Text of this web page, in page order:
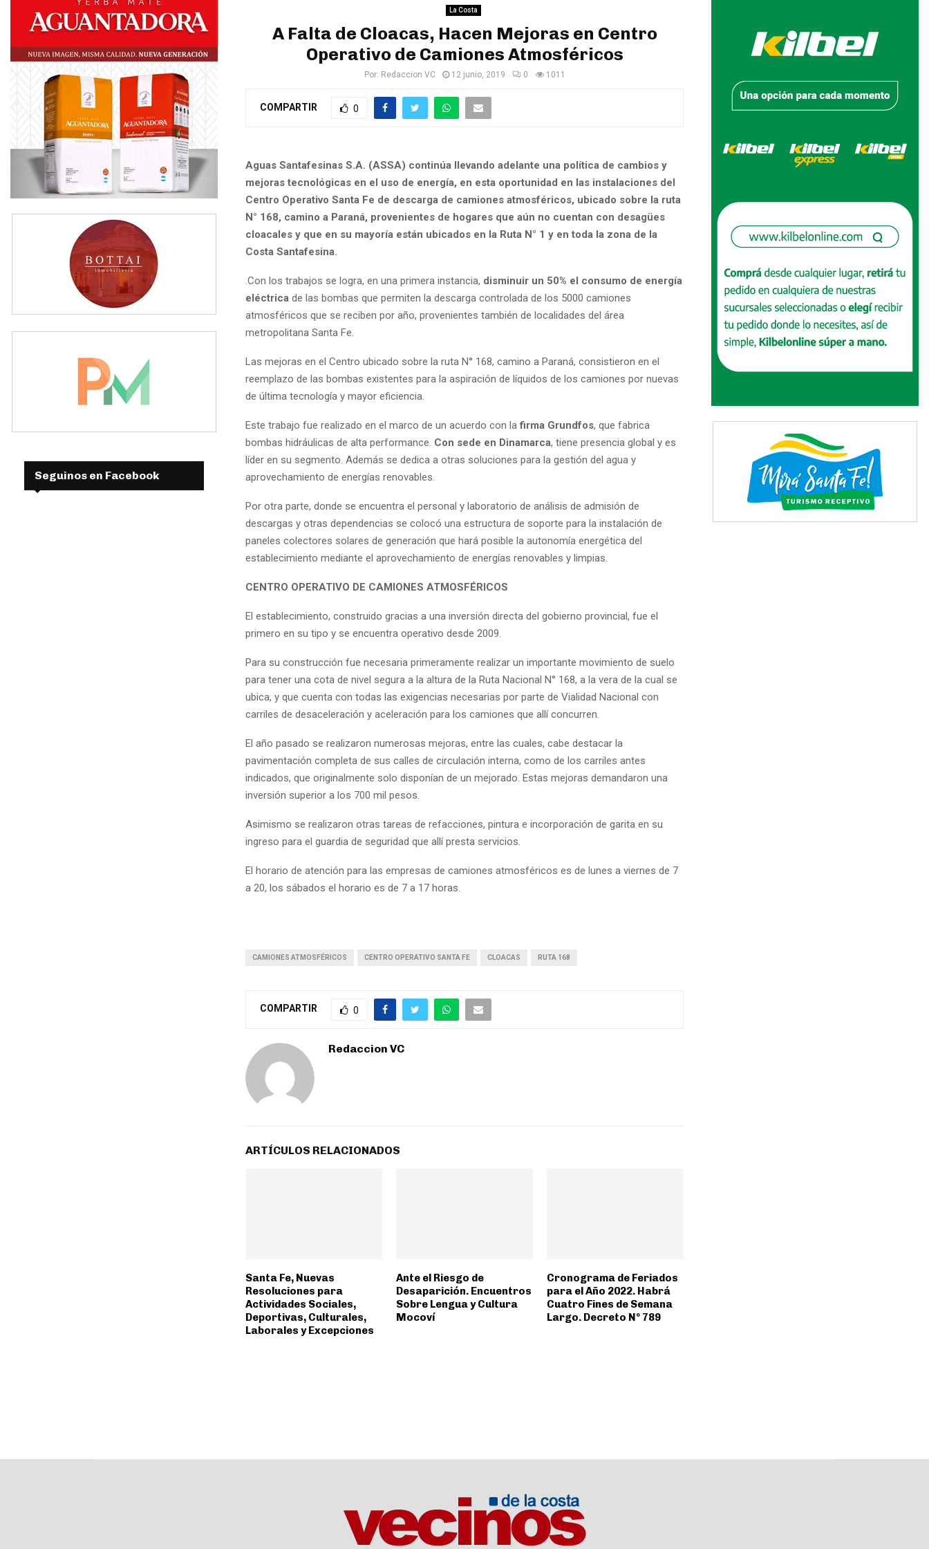
La Costa
A Falta de Cloacas, Hacen Mejoras en Centro
Operativo de Camiones Atmosféricos
Por: Redaccion VC 12 junio, 2019 0 1011
COMPARTIR 0
Aguas Santafesinas S.A. (ASSA) continúa llevando adelante una política de cambios y
mejoras tecnológicas en el uso de energía, en esta oportunidad en las instalaciones del
Centro Operativo Santa Fe de descarga de camiones atmosféricos, ubicado sobre la ruta
N° 168, camino a Paraná, provenientes de hogares que aún no cuentan con desagües
cloacales y que en su mayoría están ubicados en la Ruta N° 1 y en toda la zona de la
Costa Santafesina.
.Con los trabajos se logra, en una primera instancia, disminuir un 50% el consumo de energía
eléctrica de las bombas que permiten la descarga controlada de los 5000 camiones
atmosféricos que se reciben por año, provenientes también de localidades del área
metropolitana Santa Fe.
Las mejoras en el Centro ubicado sobre la ruta N° 168, camino a Paraná, consistieron en el
reemplazo de las bombas existentes para la aspiración de líquidos de los camiones por nuevas
de última tecnología y mayor eficiencia.
Este trabajo fue realizado en el marco de un acuerdo con lafirma Grundfos, que fabrica
bombas hidráulicas de alta performance. Con sede en Dinamarca, tiene presencia global y es
líder en su segmento. Además se dedica a otras soluciones para la gestión del agua y
aprovechamiento de energías renovables.
Por otra parte, donde se encuentra el personal y laboratorio de análisis de admisión de
descargas y otras dependencias se colocó una estructura de soporte para la instalación de
paneles colectores solares de generación que hará posible la autonomía energética del
establecimiento mediante el aprovechamiento de energías renovables y limpias.
CENTRO OPERATIVO DE CAMIONES ATMOSFÉRICOS
El establecimiento, construido gracias a una inversión directa del gobierno provincial, fue el
primero en su tipo y se encuentra operativo desde 2009.
Para su construcción fue necesaria primeramente realizar un importante movimiento de suelo
para tener una cota de nivel segura a la altura de la Ruta Nacional N° 168, a la vera de la cual se
ubica, y que cuenta con todas las exigencias necesarias por parte de Vialidad Nacional con
carriles de desaceleración y aceleración para los camiones que allí concurren.
El año pasado se realizaron numerosas mejoras, entre las cuales, cabe destacar la
pavimentación completa de sus calles de circulación interna, como de los carriles antes
indicados, que originalmente solo disponían de un mejorado. Estas mejoras demandaron una
inversión superior a los 700 mil pesos.
Asimismo se realizaron otras tareas de refacciones, pintura e incorporación de garita en su
ingreso para el guardia de seguridad que allí presta servicios.
El horario de atención para las empresas de camiones atmosféricos es de lunes a viernes de 7
a 20, los sábados el horario es de 7 a 17 horas.
CAMIONES ATMOSFÉRICOS CENTRO OPERATIVO SANTA FE CLOACAS RUTA 168
COMPARTIR 0
Redaccion VC
ARTÍCULOS RELACIONADOS
Santa Fe, Nuevas
Resoluciones para
Actividades Sociales,
Deportivas, Culturales,
Laborales y Excepciones
Ante el Riesgo de
Desaparición. Encuentros
Sobre Lengua y Cultura
Mocoví
Cronograma de Feriados
para el Año 2022. Habrá
Cuatro Fines de Semana
Largo. Decreto Nº 789
Seguinos en Facebook